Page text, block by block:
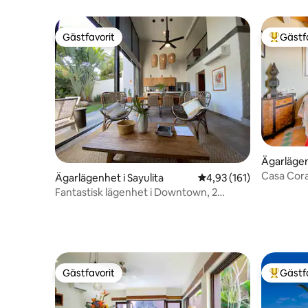
Gästfavorit
Gästfavorit
Ägarlägenhet i Sayulita 4,93 av 5 i
4,93 (161)
Fantastisk lägenhet i Downtown, 2
Casa
Gästfavorit
Gästfavorit